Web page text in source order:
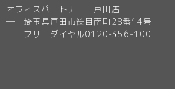
オフィスパートナー 戸田店
─ 埼玉県戸田市笹目南町28番14号
フリーダイヤル0120-356-100